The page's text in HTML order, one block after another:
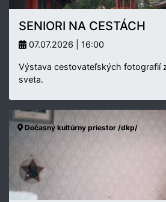
SENIORI NA CESTÁCH
07.07.2026 | 16:00
Výstava cestovateľských fotografií
sveta.
Dočasný kultúrny priestor /dkp/